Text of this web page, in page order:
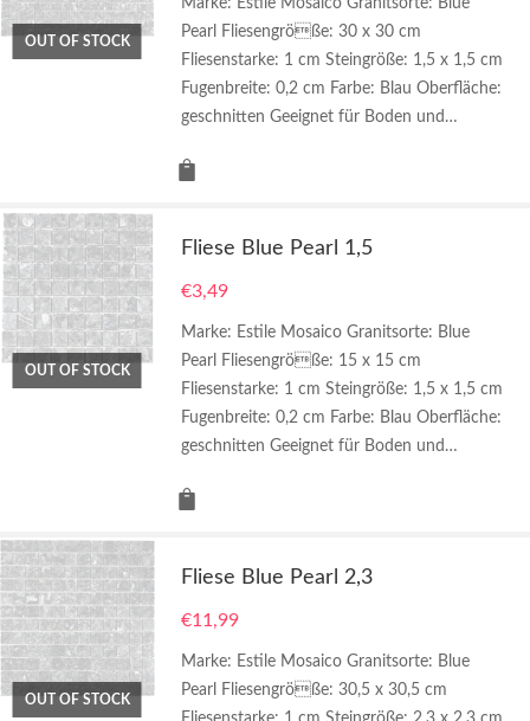
OUT OF STOCK
Marke: Estile Mosaico Granitsorte: Blue
Pearl Fliesengröße: 30 x 30 cm
Fliesenstarke: 1 cm Steingröße: 1,5 x 1,5 cm
Fugenbreite: 0,2 cm Farbe: Blau Oberfläche:
geschnitten Geeignet für Boden und…
OUT OF STOCK
Fliese Blue Pearl 1,5
€3,49
Marke: Estile Mosaico Granitsorte: Blue
Pearl Fliesengröße: 15 x 15 cm
Fliesenstarke: 1 cm Steingröße: 1,5 x 1,5 cm
Fugenbreite: 0,2 cm Farbe: Blau Oberfläche:
geschnitten Geeignet für Boden und…
OUT OF STOCK
Fliese Blue Pearl 2,3
€11,99
Marke: Estile Mosaico Granitsorte: Blue
Pearl Fliesengröße: 30,5 x 30,5 cm